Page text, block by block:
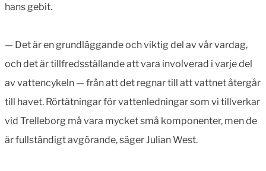
hans gebit.
— Det är en grundläggande och viktig del av vår vardag,
och det är tillfredsställande att vara involverad i varje del
av vattencykeln — från att det regnar till att vattnet återgår
till havet. Rörtätningar för vattenledningar som vi tillverkar
vid Trelleborg må vara mycket små komponenter, men de
är fullständigt avgörande, säger Julian West.